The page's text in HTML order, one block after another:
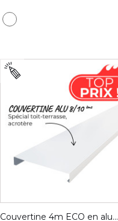
Blanc pur - RAL 9010
Couvertine 4m ECO en alu...